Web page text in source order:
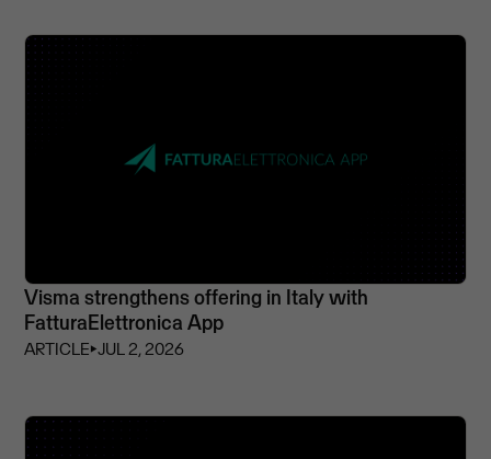
Visma strengthens offering in Italy with
FatturaElettronica App
ARTICLE⏵JUL 2, 2026